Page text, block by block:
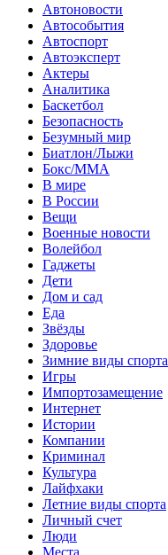
Автоновости
Автособытия
Автоспорт
Автоэксперт
Актеры
Аналитика
Баскетбол
Безопасность
Безумный мир
Биатлон/Лыжи
Бокс/MMA
В мире
В России
Вещи
Военные новости
Волейбол
Гаджеты
Дети
Дом и сад
Еда
Звёзды
Здоровье
Зимние виды спорта
Игры
Импортозамещение
Интернет
Истории
Компании
Криминал
Культура
Лайфхаки
Летние виды спорта
Личный счет
Люди
Места